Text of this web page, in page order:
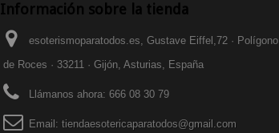
Información sobre la tienda
esoterismoparatodos.es, Gustave Eiffel,72 · Polígono
de Roces · 33211 · Gijón, Asturias, España
Llámanos ahora: 666 08 30 79
Email: tiendaesotericaparatodos@gmail.com